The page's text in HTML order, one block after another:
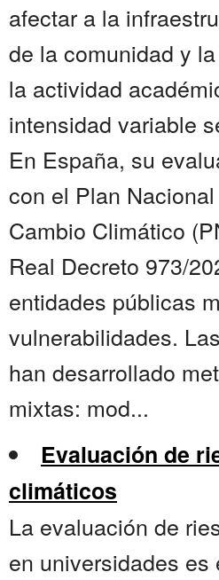
afectar a la
de la comunidad y
la actividad
intensidad variable
En España, su
con el Plan
Cambio Climático
Real Decreto 973/
entidades públicas
vulnerabilidades.
han desarrollado
mixtas: mod...
Evaluación de
climáticos
La evaluación de
en universidades es